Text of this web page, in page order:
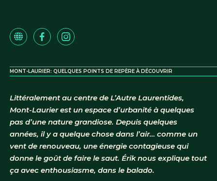
MONT-LAURIER: QUELQUES POINTS DE REPÈRE À DÉCOUVRIR
Littéralement au centre de L’Autre Laurentides,
Mont-Laurier est un espace d’urbanité à quelques
pas d’une nature grandiose. Depuis quelques
années, il y a quelque chose dans l’air… comme un
vent de renouveau, une énergie contagieuse qui
donne le goût de faire le saut. Érik nous explique tout
ça avec enthousiasme, dans le balado.